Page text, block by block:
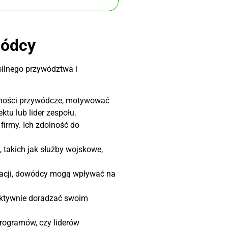
przywództwa i
przywódcze, motywować
lub lider zespołu.
Ich zdolność do
jak służby wojskowe,
dowódcy mogą wpływać na
doradzać swoim
czy liderów